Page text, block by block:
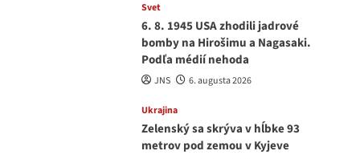
Svet
6. 8. 1945 USA zhodili jadrové
bomby na Hirošimu a Nagasaki.
Podľa médií nehoda
JNS 6. augusta 2026
Ukrajina
Zelenský sa skrýva v hĺbke 93
metrov pod zemou v Kyjeve